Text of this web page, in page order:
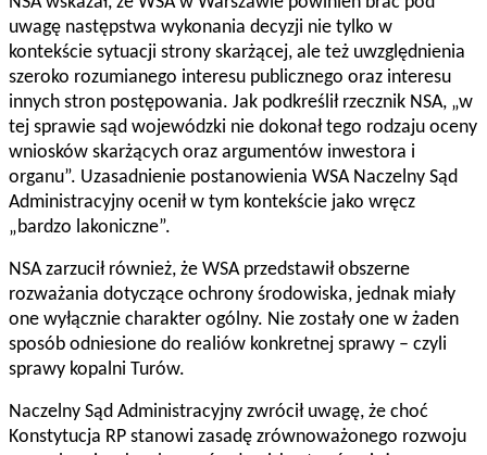
uwagę następstwa wykonania decyzji nie tylko w
kontekście sytuacji strony skarżącej, ale też uwzględnienia
szeroko rozumianego interesu publicznego oraz interesu
innych stron postępowania. Jak podkreślił rzecznik NSA, „w
tej sprawie sąd wojewódzki nie dokonał tego rodzaju oceny
wniosków skarżących oraz argumentów inwestora i
organu”. Uzasadnienie postanowienia WSA Naczelny Sąd
Administracyjny ocenił w tym kontekście jako wręcz
„bardzo lakoniczne”.
NSA zarzucił również, że WSA przedstawił obszerne
rozważania dotyczące ochrony środowiska, jednak miały
one wyłącznie charakter ogólny. Nie zostały one w żaden
sposób odniesione do realiów konkretnej sprawy – czyli
sprawy kopalni Turów.
Naczelny Sąd Administracyjny zwrócił uwagę, że choć
Konstytucja RP stanowi zasadę zrównoważonego rozwoju